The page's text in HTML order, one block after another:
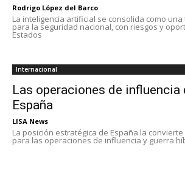
Rodrigo López del Barco
La inteligencia artificial se consolida como
para la seguridad nacional, con riesgos y
Estados
Internacional
Las operaciones de influencia
España
LISA News
La posición estratégica de España la
para las operaciones de influencia y guerra